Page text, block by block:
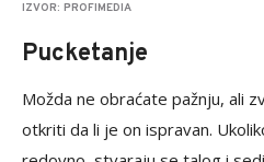
IZVOR: PROFIMEDIA
Pucketanje
Možda ne obraćate pažnju, ali
otkriti da li je on ispravan.